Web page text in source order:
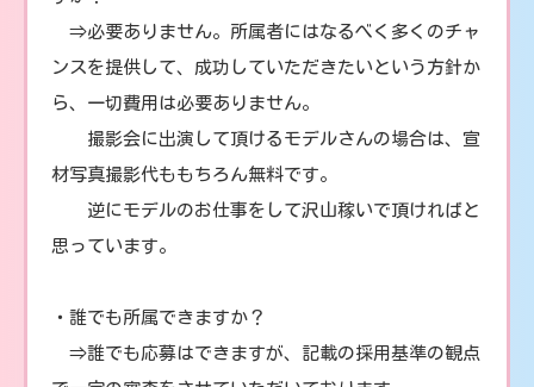
⇒必要ありません。所属者にはなるべく多くのチャ
ンスを提供して、成功していただきたいという方針か
ら、一切費用は必要ありません。
撮影会に出演して頂けるモデルさんの場合は、宣
材写真撮影代ももちろん無料です。
逆にモデルのお仕事をして沢山稼いで頂ければと
思っています。
・誰でも所属できますか？
⇒誰でも応募はできますが、記載の採用基準の観点